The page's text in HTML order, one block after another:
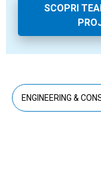
SCOPRI
ENGINEERING &